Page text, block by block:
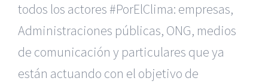
todos los actores #PorElClima: empresas,
Administraciones públicas, ONG, medios
de comunicación y particulares que ya
están actuando con el objetivo de